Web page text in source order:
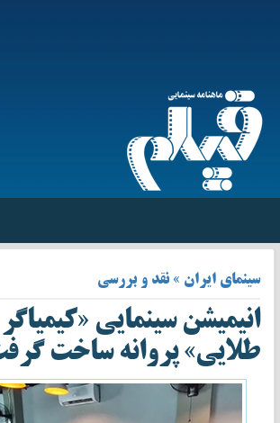
سینمای ایران » نقد و بررسی
انیمیشن سینمایی
طلایی» پروانه ساخت